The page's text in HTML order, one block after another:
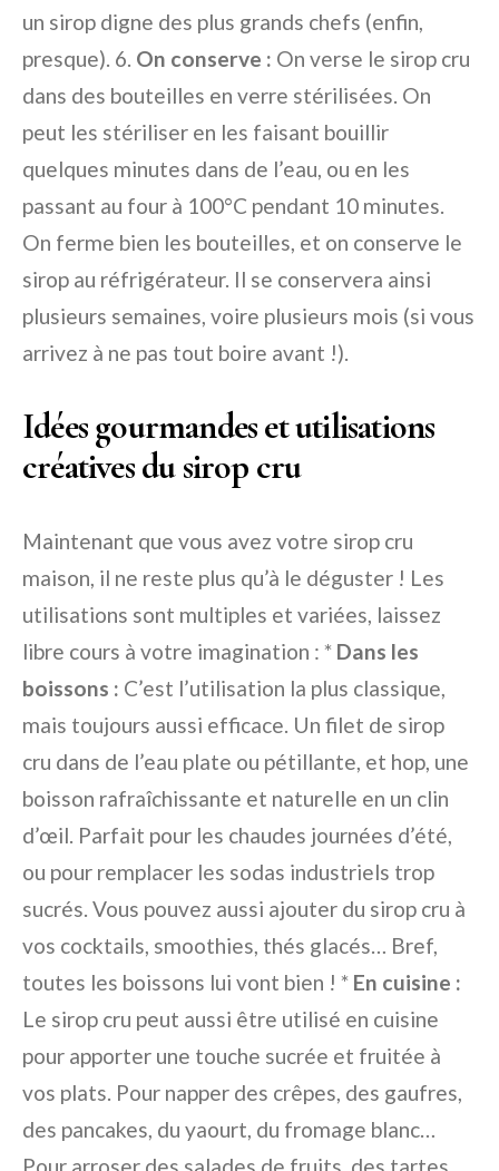
un sirop digne des plus grands chefs (enfin,
presque). 6. On conserve : On verse le sirop cru
dans des bouteilles en verre stérilisées. On
peut les stériliser en les faisant bouillir
quelques minutes dans de l’eau, ou en les
passant au four à 100°C pendant 10 minutes.
On ferme bien les bouteilles, et on conserve le
sirop au réfrigérateur. Il se conservera ainsi
plusieurs semaines, voire plusieurs mois (si vous
arrivez à ne pas tout boire avant !).
Idées gourmandes et utilisations
créatives du sirop cru
Maintenant que vous avez votre sirop cru
maison, il ne reste plus qu’à le déguster ! Les
utilisations sont multiples et variées, laissez
libre cours à votre imagination : * Dans les
boissons : C’est l’utilisation la plus classique,
mais toujours aussi efficace. Un filet de sirop
cru dans de l’eau plate ou pétillante, et hop, une
boisson rafraîchissante et naturelle en un clin
d’œil. Parfait pour les chaudes journées d’été,
ou pour remplacer les sodas industriels trop
sucrés. Vous pouvez aussi ajouter du sirop cru à
vos cocktails, smoothies, thés glacés… Bref,
toutes les boissons lui vont bien ! * En cuisine :
Le sirop cru peut aussi être utilisé en cuisine
pour apporter une touche sucrée et fruitée à
vos plats. Pour napper des crêpes, des gaufres,
des pancakes, du yaourt, du fromage blanc…